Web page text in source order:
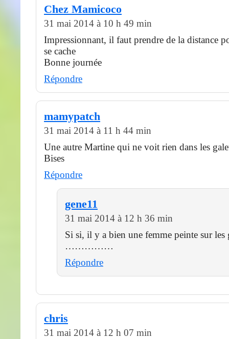
Chez Mamicoco
31 mai 2014 à 10 h 49 min
Impressionnant, il faut prendre de la distance
se cache
Bonne journée
Répondre
mamypatch
31 mai 2014 à 11 h 44 min
Une autre Martine qui ne voit rien dans les
Bises
Répondre
gene11
31 mai 2014 à 12 h 36 min
Si si, il y a bien une femme peinte sur les
……………
Répondre
chris
31 mai 2014 à 12 h 07 min